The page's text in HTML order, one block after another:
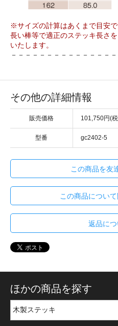
※サイズの計算はあくまで目安で
長い棒等で適正のステッキ長さ
いたします。
－－－－－－－－－－－－－－
その他の詳細情報
販売価格 101,750円(
型番 gc2402-5
この商品を友
この商品につい
返品に
ほかの商品を探す